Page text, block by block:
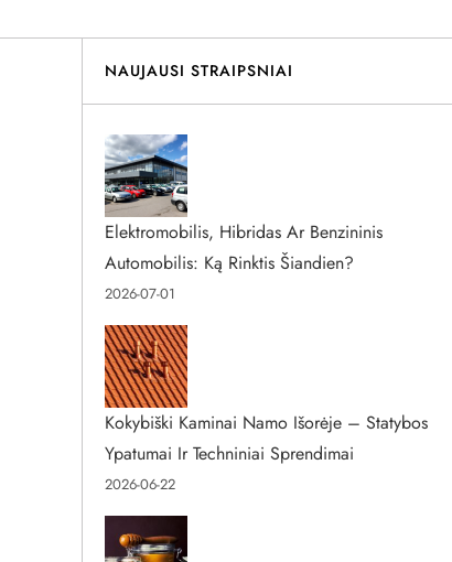
NAUJAUSI STRAIPSNIAI
Elektromobilis, Hibridas Ar Benzininis
Automobilis: Ką Rinktis Šiandien?
2026-07-01
Kokybiški Kaminai Namo Išorėje – Statybos
Ypatumai Ir Techniniai Sprendimai
2026-06-22